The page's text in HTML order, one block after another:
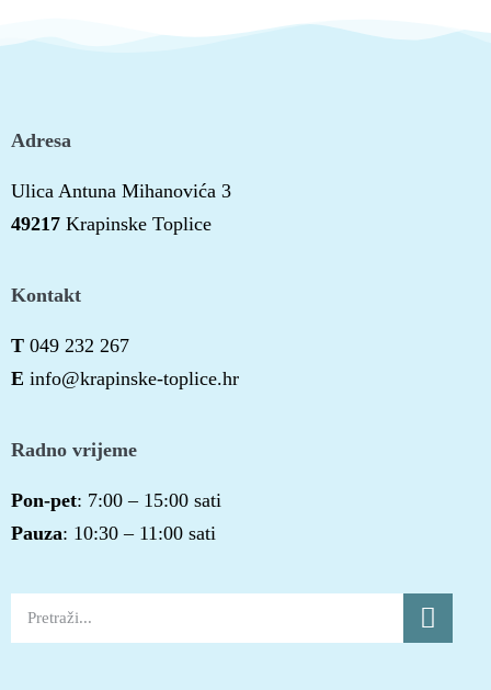
Adresa
Ulica Antuna Mihanovića 3
49217 Krapinske Toplice
Kontakt
T 049 232 267
E info@krapinske-toplice.hr
Radno vrijeme
Pon-pet: 7:00 – 15:00 sati
Pauza: 10:30 – 11:00 sati